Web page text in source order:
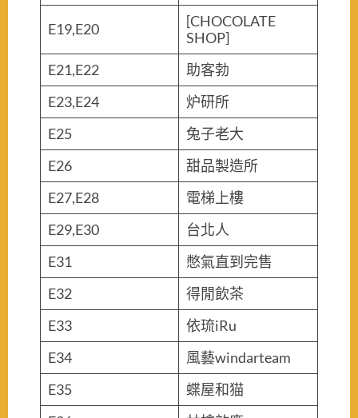
E19,E20
[CHOCOLATE
SHOP]
E21,E22
助客勃
E23,E24
炉研所
E25
兔子老大
E26
甜品製造所
E27,E28
電梯上樓
E29,E30
台北人
E31
憋氣直到完售
E32
得閒飲茶
E33
依琉iRu
E34
風藝windarteam
E35
蝶屋和猫